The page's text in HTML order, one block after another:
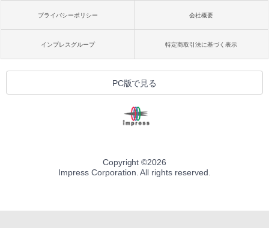
プライバシーポリシー 会社概要
インプレスグループ 特定商取引法に基づく表示
PC版で見る
Copyright ©2026
Impress Corporation. All rights reserved.